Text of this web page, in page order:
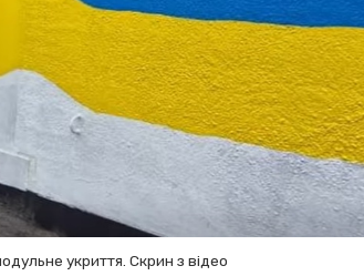
укриття. Скрин з відео